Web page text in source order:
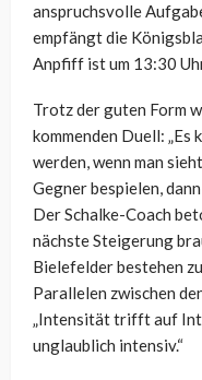
anspruchsvolle
empfängt die
Anpfiff ist um 13:30
Trotz der guten Form
kommenden Duell:
werden, wenn man
Gegner bespielen,
Der Schalke-Coach
nächste Steigerung
Bielefelder bestehen
Parallelen zwischen
„Intensität trifft auf
unglaublich intensiv.“